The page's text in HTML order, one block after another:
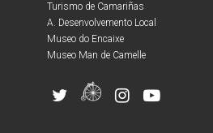
Turismo de Camariñas
A. Desenvolvemento Local
Museo do Encaixe
Museo Man de Camelle